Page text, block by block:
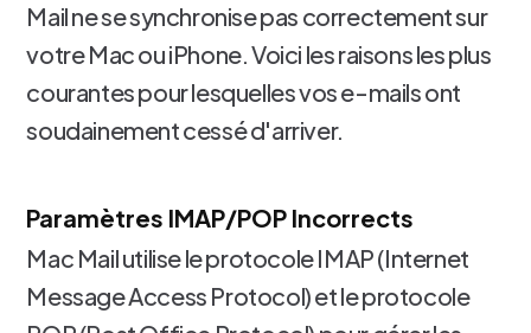
Mail ne se synchronise pas correctement sur
votre Mac ou iPhone. Voici les raisons les plus
courantes pour lesquelles vos e-mails ont
soudainement cessé d'arriver.
Paramètres IMAP/POP Incorrects
Mac Mail utilise le protocole IMAP (Internet
Message Access Protocol) et le protocole